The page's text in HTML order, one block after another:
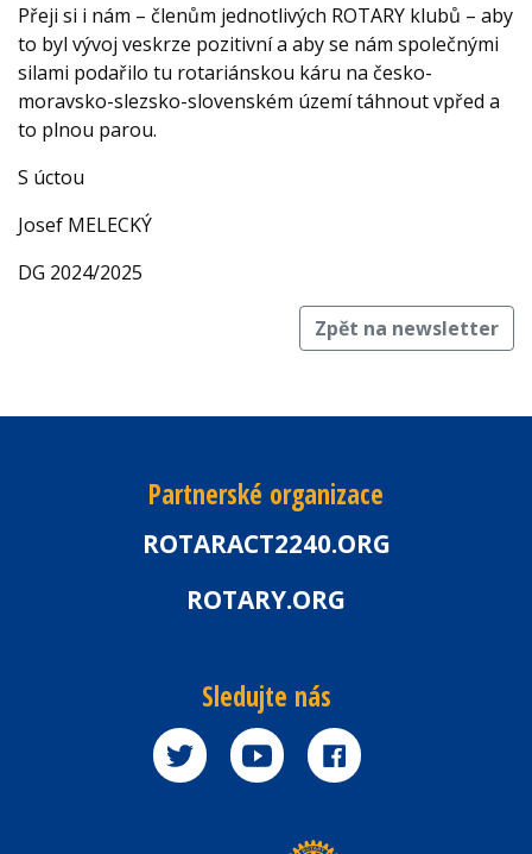
Přeji si i nám – členům jednotlivých ROTARY klubů – aby
to byl vývoj veskrze pozitivní a aby se nám společnými
silami podařilo tu rotariánskou káru na česko-
moravsko-slezsko-slovenském území táhnout vpřed a
to plnou parou.
S úctou
Josef MELECKÝ
DG 2024/2025
Zpět na newsletter
Partnerské organizace
ROTARACT2240.ORG
ROTARY.ORG
Sledujte nás